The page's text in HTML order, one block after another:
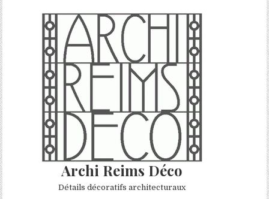
Skip to content
Archi Reims Déco
Détails décoratifs architecturaux